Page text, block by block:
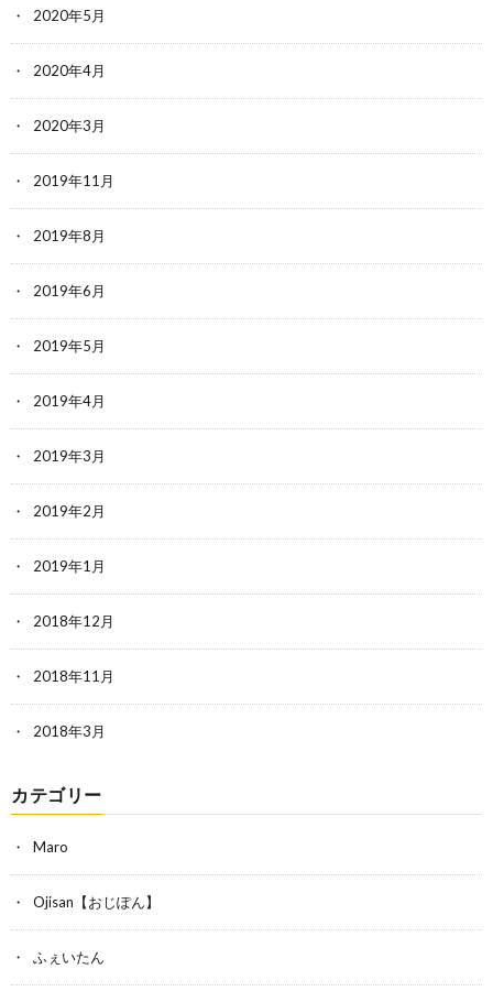
2020年5月
2020年4月
2020年3月
2019年11月
2019年8月
2019年6月
2019年5月
2019年4月
2019年3月
2019年2月
2019年1月
2018年12月
2018年11月
2018年3月
カテゴリー
Maro
Ojisan【おじぽん】
ふぇいたん